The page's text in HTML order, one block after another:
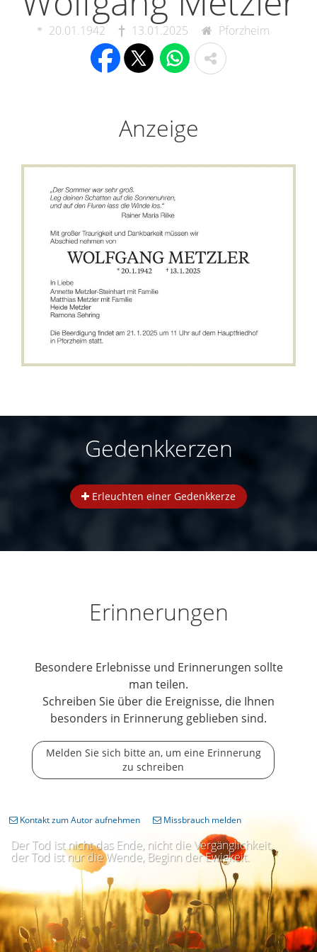
20.01.1942 13.01.2025 Pforzheim
Anzeige
Gedenkkerzen
Erleuchten einer Gedenkkerze
Erinnerungen
Besondere Erlebnisse und Erinnerungen sollte
man teilen.
Schreiben Sie über die Ereignisse, die Ihnen
besonders in Erinnerung geblieben sind.
Melden Sie sich bitte an, um eine Erinnerung
zu schreiben
Der Tod ist nicht das Ende, nicht die Vergänglichkeit,
der Tod ist nur die Wende, Beginn der Ewigkeit.
Kontakt zum Autor aufnehmen Missbrauch melden